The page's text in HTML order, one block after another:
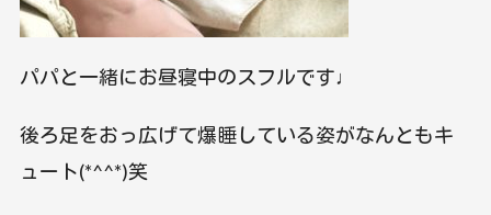
パパと一緒にお昼寝中のスフルです♩
後ろ足をおっ広げて爆睡している姿がなんともキ
ュート(*^^*)笑